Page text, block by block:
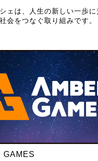
ェは、人生の新しい一歩に
会をつなぐ取り組みです。
GAMES